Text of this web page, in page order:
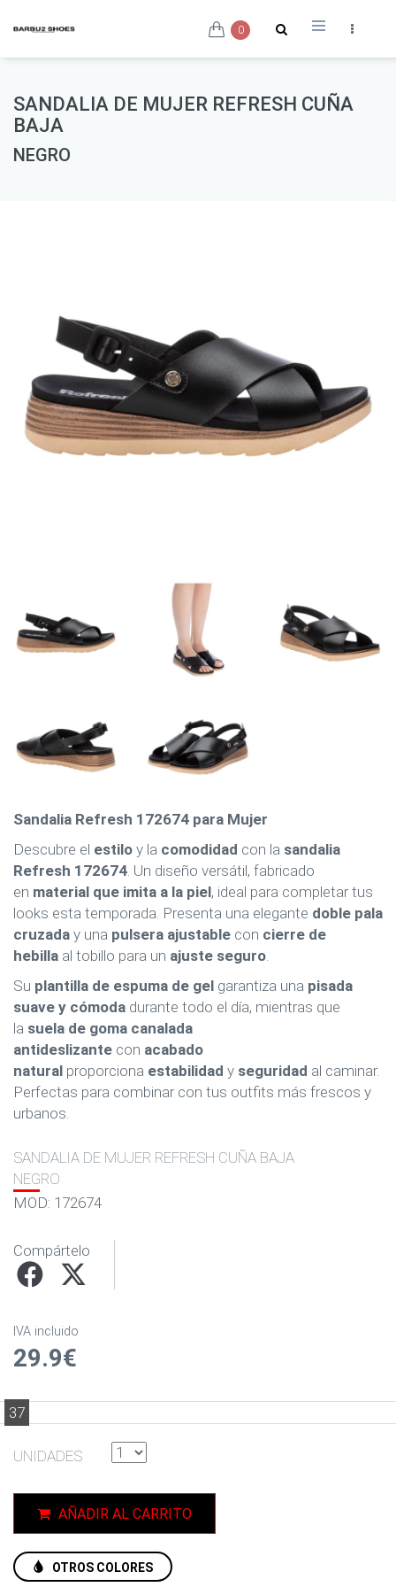
0
SANDALIA DE MUJER REFRESH CUÑA
BAJA
NEGRO
Sandalia Refresh 172674 para Mujer
Descubre el estilo y la comodidad con la sandalia
Refresh 172674. Un diseño versátil, fabricado
en material que imita a la piel, ideal para completar tus
looks esta temporada. Presenta una elegante doble pala
cruzada y una pulsera ajustable con cierre de
hebilla al tobillo para un ajuste seguro.
Su plantilla de espuma de gel garantiza una pisada
suave y cómoda durante todo el día, mientras que
la suela de goma canalada
antideslizante con acabado
natural proporciona estabilidad y seguridad al caminar.
Perfectas para combinar con tus outfits más frescos y
urbanos.
SANDALIA DE MUJER REFRESH CUÑA BAJA
NEGRO
MOD: 172674
Compártelo
IVA incluido
29.9€
37
UNIDADES
AÑADIR AL CARRITO
OTROS COLORES